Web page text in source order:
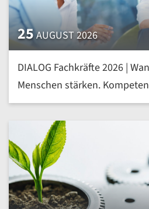
25AUGUST 2026
DIALOG Fachkräfte 2026 |
Menschen stärken.
heute entwickeln | mehr »